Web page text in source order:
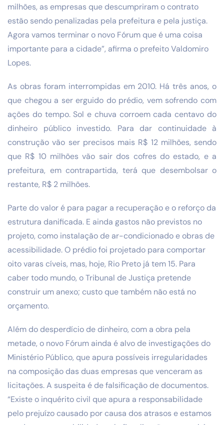
milhões, as empresas que descumpriram o contrato
estão sendo penalizadas pela prefeitura e pela justiça.
Agora vamos terminar o novo Fórum que é uma coisa
importante para a cidade”, afirma o prefeito Valdomiro
Lopes.
As obras foram interrompidas em 2010. Há três anos, o
que chegou a ser erguido do prédio, vem sofrendo com
ações do tempo. Sol e chuva corroem cada centavo do
dinheiro público investido. Para dar continuidade à
construção vão ser precisos mais R$ 12 milhões, sendo
que R$ 10 milhões vão sair dos cofres do estado, e a
prefeitura, em contrapartida, terá que desembolsar o
restante, R$ 2 milhões.
Parte do valor é para pagar a recuperação e o reforço da
estrutura danificada. E ainda gastos não previstos no
projeto, como instalação de ar-condicionado e obras de
acessibilidade. O prédio foi projetado para comportar
oito varas cíveis, mas, hoje, Rio Preto já tem 15. Para
caber todo mundo, o Tribunal de Justiça pretende
construir um anexo; custo que também não está no
orçamento.
Além do desperdício de dinheiro, com a obra pela
metade, o novo Fórum ainda é alvo de investigações do
Ministério Público, que apura possíveis irregularidades
na composição das duas empresas que venceram as
licitações. A suspeita é de falsificação de documentos.
“Existe o inquérito civil que apura a responsabilidade
pelo prejuízo causado por causa dos atrasos e estamos